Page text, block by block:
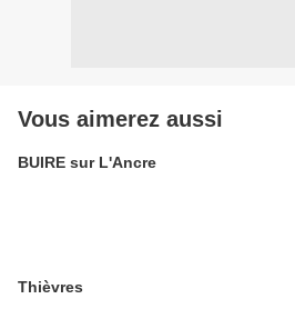
Vous aimerez aussi
BUIRE sur L'Ancre
Thièvres